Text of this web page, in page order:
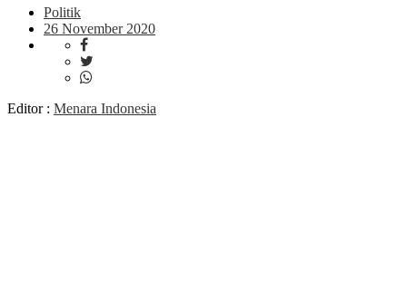
Politik
26 November 2020
Editor : Menara Indonesia